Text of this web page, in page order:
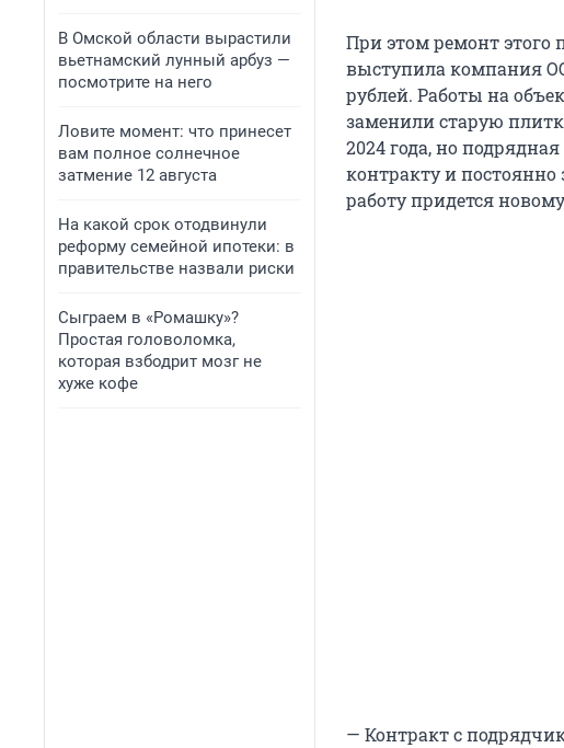
В Омской области вырастили
вьетнамский лунный арбуз —
посмотрите на него
Ловите момент: что принесет
вам полное солнечное
затмение 12 августа
На какой срок отодвинули
реформу семейной ипотеки: в
правительстве назвали риски
Сыграем в «Ромашку»?
Простая головоломка,
которая взбодрит мозг не
хуже кофе
При этом ремонт этого
выступила компания
рублей. Работы на
заменили старую
2024 года, но
контракту и
работу придется
— Контракт с